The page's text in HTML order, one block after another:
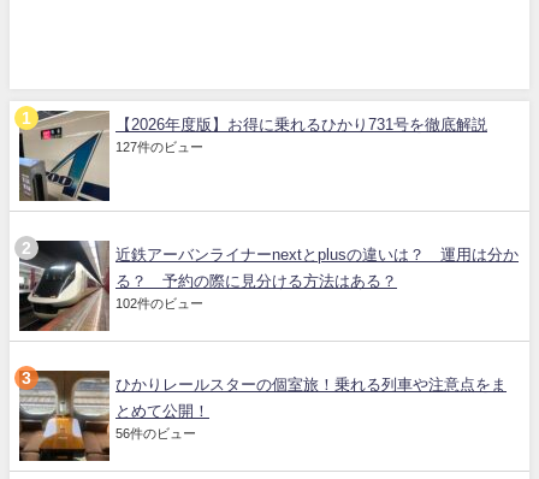
【2026年度版】お得に乗れるひかり731号を徹底解説
127件のビュー
近鉄アーバンライナーnextとplusの違いは？ 運用は分か
る？ 予約の際に見分ける方法はある？
102件のビュー
ひかりレールスターの個室旅！乗れる列車や注意点をま
とめて公開！
56件のビュー